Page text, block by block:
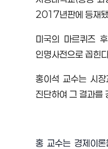
2017년판에 등재
미국의 마르퀴즈
인명사전으로 꼽힌
홍이석 교수는 시
진단하여 그 결과를
홍 교수는 경제이